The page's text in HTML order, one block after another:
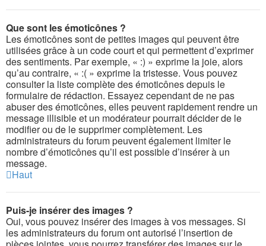
Que sont les émoticônes ?
Les émoticônes sont de petites images qui peuvent être
utilisées grâce à un code court et qui permettent d’exprimer
des sentiments. Par exemple, « :) » exprime la joie, alors
qu’au contraire, « :( » exprime la tristesse. Vous pouvez
consulter la liste complète des émoticônes depuis le
formulaire de rédaction. Essayez cependant de ne pas
abuser des émoticônes, elles peuvent rapidement rendre un
message illisible et un modérateur pourrait décider de le
modifier ou de le supprimer complètement. Les
administrateurs du forum peuvent également limiter le
nombre d’émoticônes qu’il est possible d’insérer à un
message.
Haut
Puis-je insérer des images ?
Oui, vous pouvez insérer des images à vos messages. Si
les administrateurs du forum ont autorisé l’insertion de